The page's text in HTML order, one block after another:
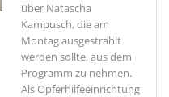
über Natascha
Kampusch, die am
Montag ausgestrahlt
werden sollte, aus dem
Programm zu nehmen.
Als Opferhilfeeinrichtung